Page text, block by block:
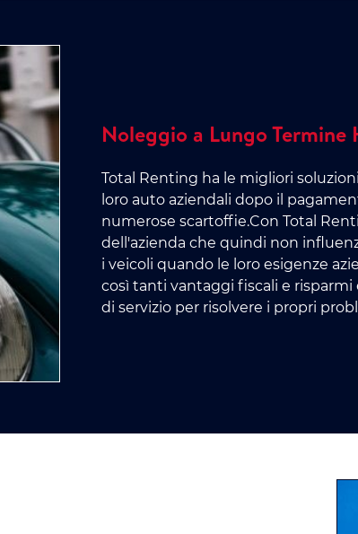
Noleggio a Lungo
Total Renting ha le migliori
loro auto aziendali dopo il
numerose scartoffie.Con Total
dell'azienda che quindi non
i veicoli quando le loro esigenze
così tanti vantaggi fiscali e
di servizio per risolvere i propri